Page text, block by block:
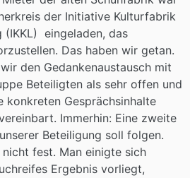
der Initiative Kulturfabrik
(IKKL) eingeladen, das
Das haben wir getan.
den Gedankenaustausch mit
Beteiligten als sehr offen und
konkreten Gesprächsinhalte
Immerhin: Eine zweite
Beteiligung soll folgen.
fest. Man einigte sich
Ergebnis vorliegt,